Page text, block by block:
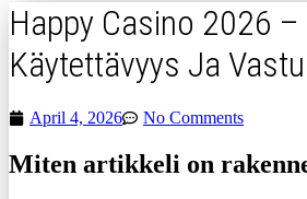
Happy Casino 2026
Käytettävyys Ja
April 4, 2026 No Comments
Miten artikkeli on